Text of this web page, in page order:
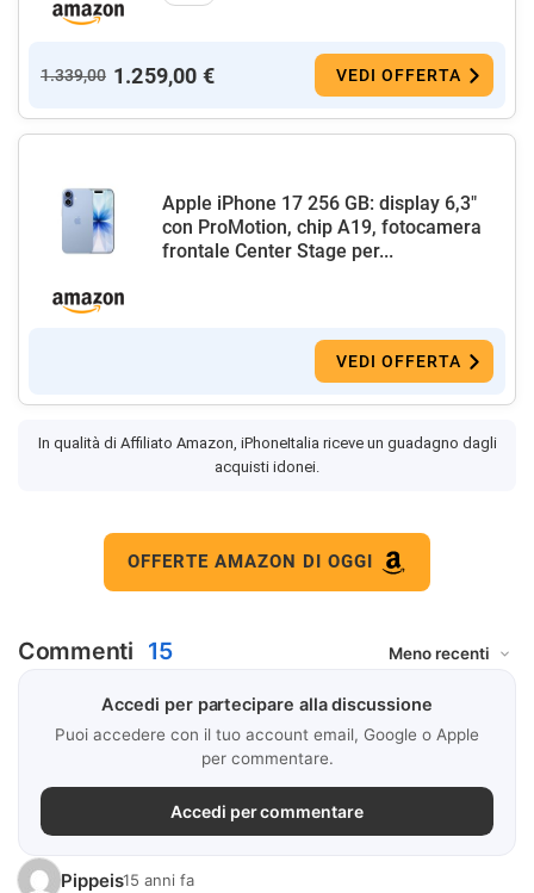
1.339,00 1.259,00 € VEDI OFFERTA
Apple iPhone 17 256 GB: display 6,3"
con ProMotion, chip A19, fotocamera
frontale Center Stage per...
VEDI OFFERTA
In qualità di Affiliato Amazon, iPhoneItalia riceve un guadagno dagli
acquisti idonei.
OFFERTE AMAZON DI OGGI
Commenti 15
Accedi per partecipare alla discussione
Puoi accedere con il tuo account email, Google o Apple
per commentare.
Accedi per commentare
Pippeis15 anni fa